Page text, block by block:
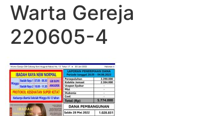
Warta Gereja
220605-4